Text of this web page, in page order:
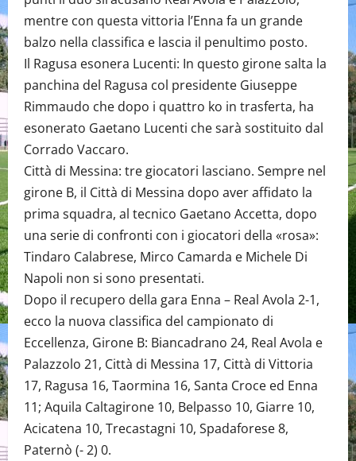
mentre con questa vittoria l’Enna fa un grande
balzo nella classifica e lascia il penultimo posto.
Il Ragusa esonera Lucenti: In questo girone salta la
panchina del Ragusa col presidente Giuseppe
Rimmaudo che dopo i quattro ko in trasferta, ha
esonerato Gaetano Lucenti che sarà sostituito dal
Corrado Vaccaro.
Città di Messina: tre giocatori lasciano. Sempre nel
girone B, il Città di Messina dopo aver affidato la
prima squadra, al tecnico Gaetano Accetta, dopo
una serie di confronti con i giocatori della «rosa»:
Tindaro Calabrese, Mirco Camarda e Michele Di
Napoli non si sono presentati.
Dopo il recupero della gara Enna – Real Avola 2-1,
ecco la nuova classifica del campionato di
Eccellenza, Girone B: Biancadrano 24, Real Avola e
Palazzolo 21, Città di Messina 17, Città di Vittoria
17, Ragusa 16, Taormina 16, Santa Croce ed Enna
11; Aquila Caltagirone 10, Belpasso 10, Giarre 10,
Acicatena 10, Trecastagni 10, Spadaforese 8,
Paternò (- 2) 0.